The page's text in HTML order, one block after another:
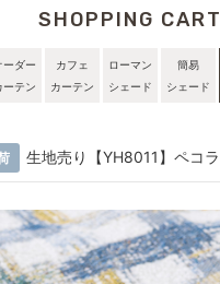
SHOPPING CART
ーダー
ーテン
カフェ
カーテン
ローマン
シェード
簡易
シェード
生地売り【YH8011】ペコラ